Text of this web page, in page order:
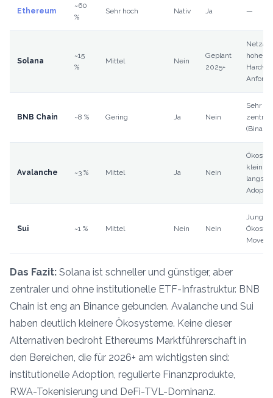
Ethereum
~60
%
Sehr hoch Nativ Ja —
Solana
~15
%
Mittel Nein
Geplant
2025+
hohe
BNB Chain ~8 % Gering Ja Nein
Sehr
Avalanche ~3 % Mittel Ja Nein
klein,
Sui ~1 % Mittel Nein Nein
Junges
Move-
Das Fazit: Solana ist schneller und günstiger, aber
zentraler und ohne institutionelle ETF-Infrastruktur. BNB
Chain ist eng an Binance gebunden. Avalanche und Sui
haben deutlich kleinere Ökosysteme. Keine dieser
Alternativen bedroht Ethereums Marktführerschaft in
den Bereichen, die für 2026+ am wichtigsten sind:
institutionelle Adoption, regulierte Finanzprodukte,
RWA-Tokenisierung und DeFi-TVL-Dominanz.